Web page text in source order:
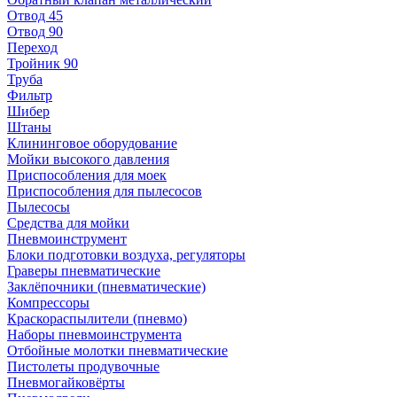
Отвод 45
Отвод 90
Переход
Тройник 90
Труба
Фильтр
Шибер
Штаны
Клининговое оборудование
Мойки высокого давления
Приспособления для моек
Приспособления для пылесосов
Пылесосы
Средства для мойки
Пневмоинструмент
Блоки подготовки воздуха, регуляторы
Граверы пневматические
Заклёпочники (пневматические)
Компрессоры
Краскораспылители (пневмо)
Наборы пневмоинструмента
Отбойные молотки пневматические
Пистолеты продувочные
Пневмогайковёрты